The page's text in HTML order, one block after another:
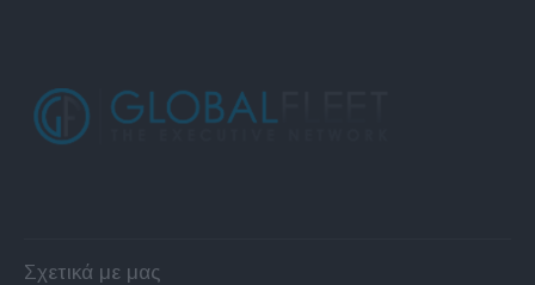
Σχετικά με μας